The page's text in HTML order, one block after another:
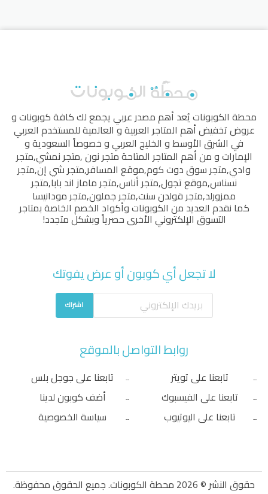
محطة الكوبوناتيُعد أهم مصدر عربي يجمع لك كافة كوبونات و
عروض تخفيض أهم المتاجر العربية و العالمية للمستخدم العربي
في الشرق الأوسط و الخليج العربي و خصوصاً السعودية و
الإمارات و من أهم المتاجر المتاحةمتجر نون,متجر نمشي,متجر
وادي,متجر سوق دوت كوم,موقع المسافر,متجر شي إن,متجر
نسناس,موقع تجول,متجر أناس,متجر ماماز اند بابا,متجر
ممزورلد,متجر قولدن سنت,متجر جملون,متجر مودانيسا
كما نقدم العديد من الكوبونات وأكواد الخصم الخاصة بمتاجر
التسوق الإلكتروني الأخرى حصرياً وبشكل متجدد!
لا تجعل أي كوبون أو عرض يفوتك
اشتراك
روابط التواصل بالموقع
تابعنا على تويتر
تابعنا على الفيسبوك
تابعنا على اليوتيوب
تابعنا على جوجل بلس
أضف كوبون لدينا
سياسة الخصوصية
حقوق النشر © 2026 محطة الكوبونات. جميع الحقوق محفوظة.